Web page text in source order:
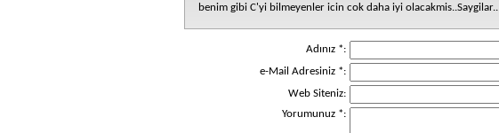
benim gibi C'yi bilmeyenler icin cok daha iyi olacakmis..Saygilar..
Adınız *:
e-Mail Adresiniz *:
Web Siteniz:
Yorumunuz *: